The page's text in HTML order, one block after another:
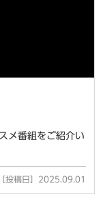
メ番組をご紹介い
投稿日］2025.09.01